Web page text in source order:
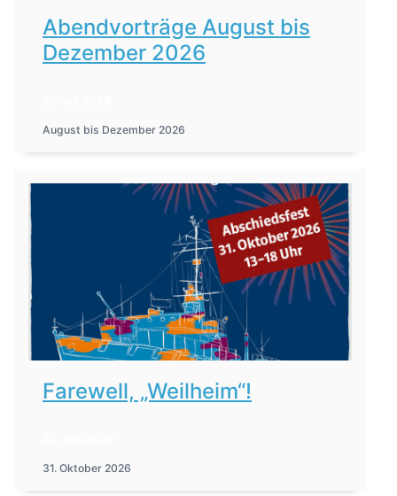
Abendvorträge August bis
Dezember 2026
August bis Dezember 2026
Farewell, „Weilheim“!
31. Oktober 2026